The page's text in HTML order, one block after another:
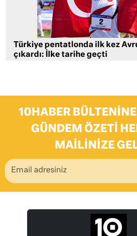
Türkiye pentatlonda ilk kez
çıkardı: İlke tarihe geçti
10HABER
GÜNDEM ÖZETI
MAILINIZE